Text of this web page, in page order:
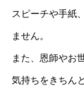
スピーチや手紙
ません。
また、恩師やお
気持ちをきちん